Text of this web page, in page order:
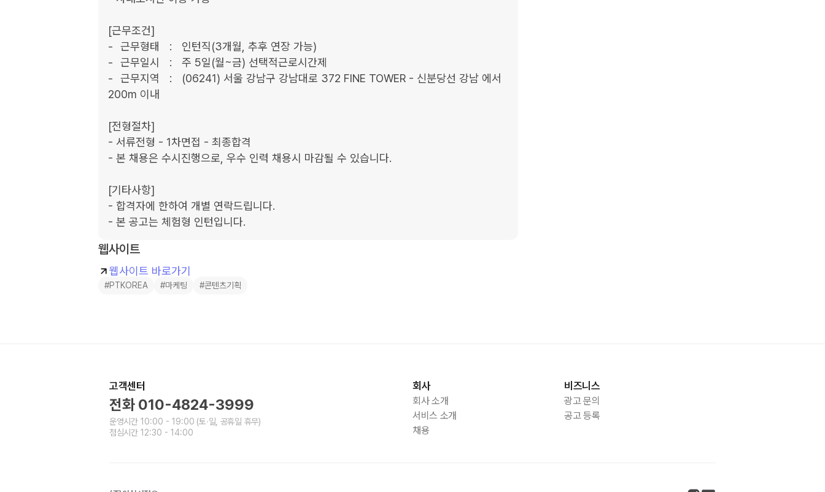
[근무조건]
- 	근무형태	:	인턴직(3개월, 추후 연장 가능)
- 	근무일시	:	주 5일(월~금) 선택적근로시간제
- 	근무지역	:	(06241) 서울 강남구 강남대로 372 FINE TOWER - 신분당선 강남 에서
200m 이내
[전형절차]
- 서류전형 - 1차면접 - 최종합격
- 본 채용은 수시진행으로, 우수 인력 채용시 마감될 수 있습니다.
[기타사항]
- 합격자에 한하여 개별 연락드립니다.
- 본 공고는 체험형 인턴입니다.
웹사이트
웹사이트 바로가기
#PTKOREA #마케팅 #콘텐츠기획
고객센터
전화 010-4824-3999
운영시간 10:00 - 19:00 (토∙일, 공휴일 휴무)
점심시간 12:30 - 14:00
회사
회사 소개
서비스 소개
채용
비즈니스
광고 문의
공고 등록